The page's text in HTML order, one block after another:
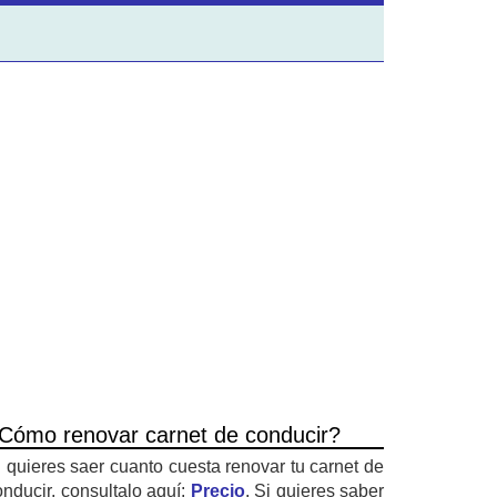
renovar carnet de conducir?
quieres saer cuanto cuesta renovar tu carnet de
consultalo aquí: Precio. Si quieres saber